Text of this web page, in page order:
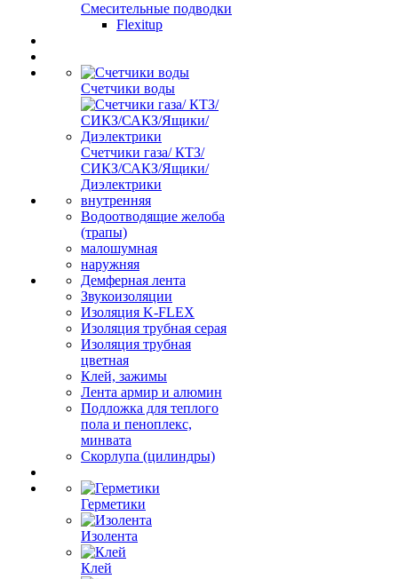
Смесительные подводки
Flexitup
Счетчики воды
Счетчики газа/ КТЗ/
СИКЗ/САКЗ/Ящики/
Диэлектрики
внутренняя
Водоотводящие желоба
(трапы)
малошумная
наружняя
Демферная лента
Звукоизоляции
Изоляция K-FLEX
Изоляция трубная серая
Изоляция трубная
цветная
Клей, зажимы
Лента армир и алюмин
Подложка для теплого
пола и пеноплекс,
минвата
Скорлупа (цилиндры)
Герметики
Изолента
Клей